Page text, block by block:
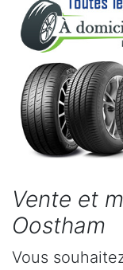
Vente et
Oostham
Vous